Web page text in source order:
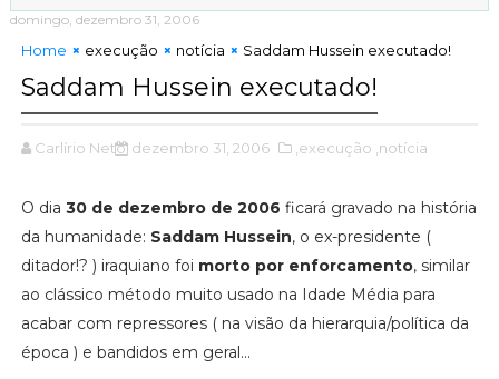
domingo, dezembro 31, 2006
Home execução notícia Saddam Hussein executado!
Saddam Hussein executado!
Carlírio Neto dezembro 31, 2006 ,execução ,notícia
O dia 30 de dezembro de 2006 ficará gravado na história
da humanidade: Saddam Hussein, o ex-presidente (
ditador!? ) iraquiano foi morto por enforcamento, similar
ao clássico método muito usado na Idade Média para
acabar com repressores ( na visão da hierarquia/política da
época ) e bandidos em geral...